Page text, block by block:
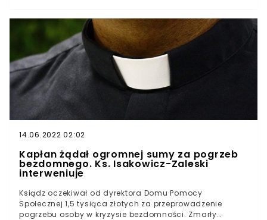
do kurii. Sprawę kapłana nagłośnili dziennikarze
"Gazety Wyborczej". Przeniesienie księdza proboszcza
do Wielowsi miało wynikać z relacji ze
współpracownikami. Po miesiącach społeczność
zaczęła zgłaszać nadużycia.
14.06.2022 02:02
Kapłan żądał ogromnej sumy za pogrzeb
bezdomnego. Ks. Isakowicz-Zaleski
interweniuje
Ksiądz oczekiwał od dyrektora Domu Pomocy
Społecznej 1,5 tysiąca złotych za przeprowadzenie
pogrzebu osoby w kryzysie bezdomności. Zmarły